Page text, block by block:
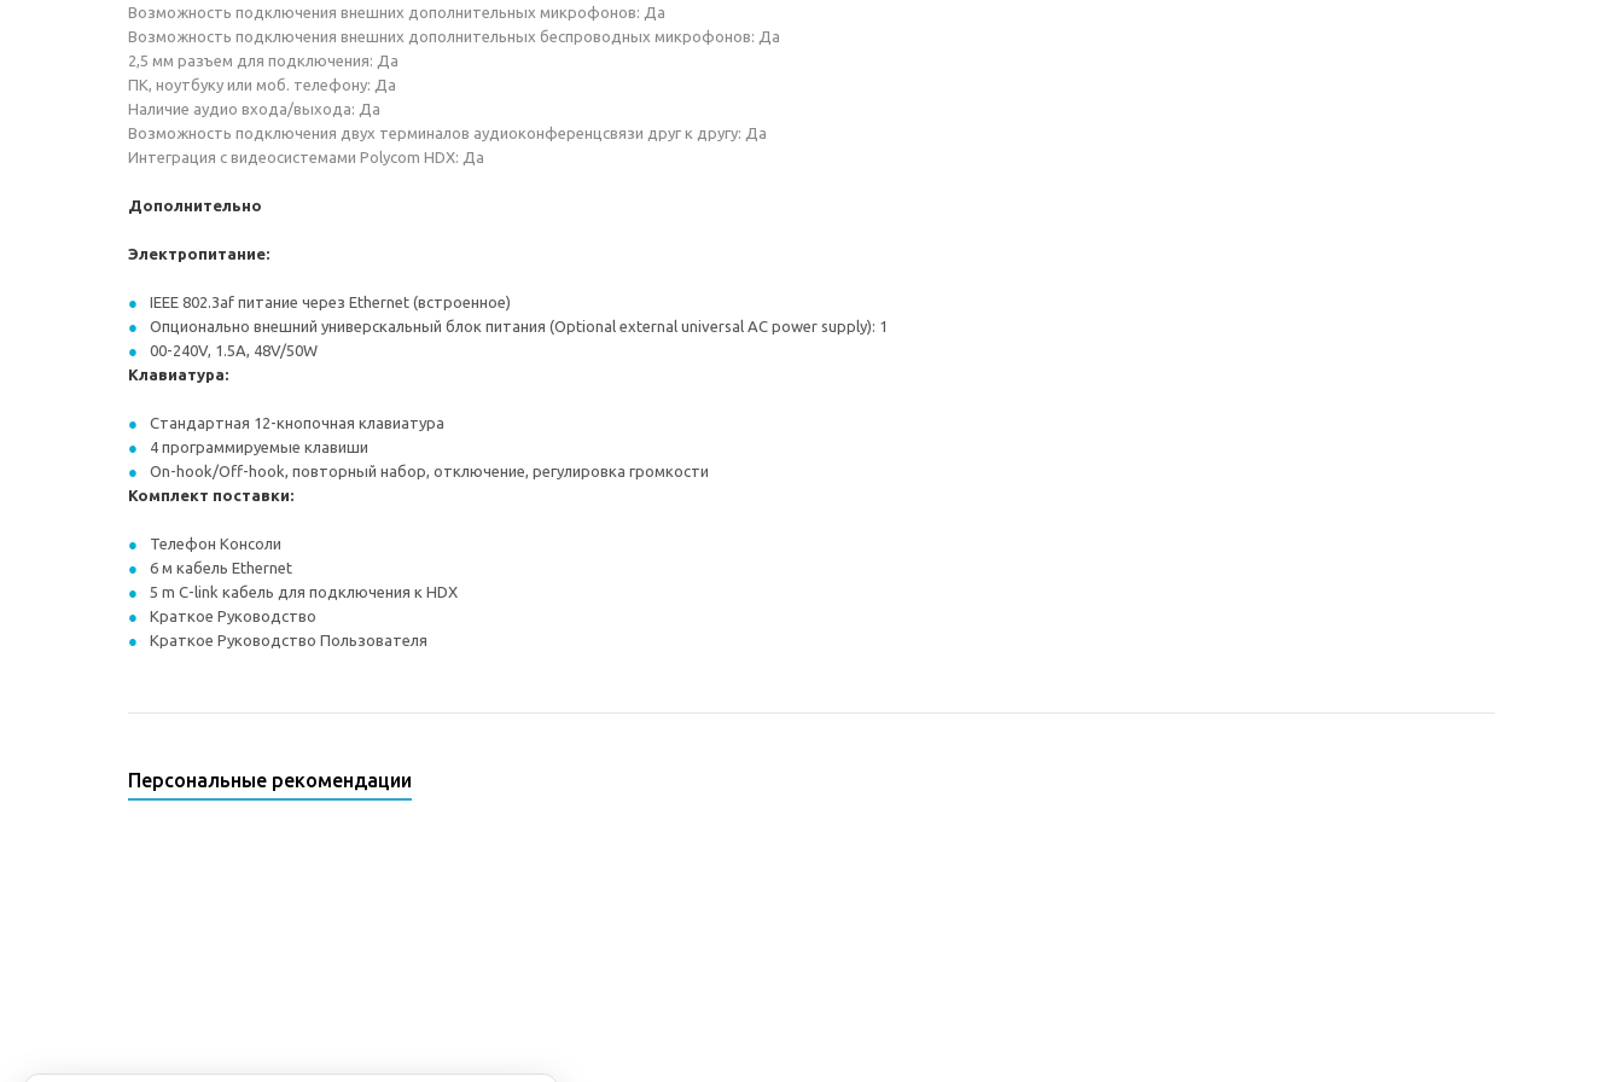
Возможность подключения внешних дополнительных микрофонов: Да
Возможность подключения внешних дополнительных беспроводных микрофонов: Да
2,5 мм разъем для подключения: Да
ПК, ноутбуку или моб. телефону: Да
Наличие аудио входа/выхода: Да
Возможность подключения двух терминалов аудиоконференцсвязи друг к другу: Да
Интеграция c видеосистемами Polycom HDX: Да
Дополнительно
Электропитание:
IEEE 802.3af питание через Ethernet (встроенное)
Опционально внешний универскальный блок питания (Optional external universal AC power supply): 1
00-240V, 1.5A, 48V/50W
Клавиатура:
Стандартная 12-кнопочная клавиатура
4 программируемые клавиши
On-hook/Off-hook, повторный набор, отключение, регулировка громкости
Комплект поставки:
Телефон Консоли
6 м кабель Ethernet
5 m C-link кабель для подключения к HDX
Краткое Руководство
Краткое Руководство Пользователя
Персональные рекомендации